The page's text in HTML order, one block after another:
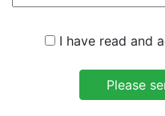
I have read and